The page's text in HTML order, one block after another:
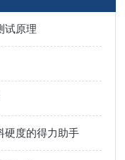
试原理
硬度的得力助手